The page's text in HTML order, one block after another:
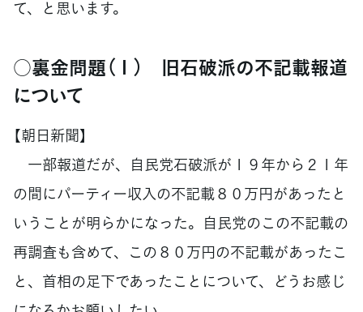
て、と思います。
○裏金問題（１） 旧石破派の不記載報道
について
【朝日新聞】
一部報道だが、自民党石破派が１９年から２１年
の間にパーティー収入の不記載８０万円があったと
いうことが明らかになった。自民党のこの不記載の
再調査も含めて、この８０万円の不記載があったこ
と、首相の足下であったことについて、どうお感じ